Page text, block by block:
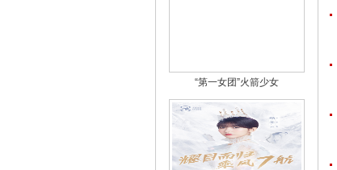
“第一女团”火箭少女